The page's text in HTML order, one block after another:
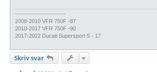
--------------------------
2008-2010 VFR 750F -87
2010-2017 VFR 750F -90
2017-2022 Ducati Supersport S - 17
Skriv svar